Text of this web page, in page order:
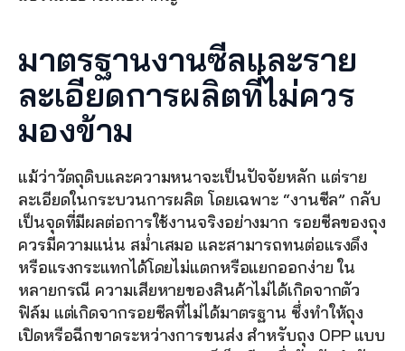
มาตรฐานงานซีลและราย
ละเอียดการผลิตที่ไม่ควร
มองข้าม
แม้ว่าวัตถุดิบและความหนาจะเป็นปัจจัยหลัก แต่ราย
ละเอียดในกระบวนการผลิต โดยเฉพาะ “งานซีล” กลับ
เป็นจุดที่มีผลต่อการใช้งานจริงอย่างมาก รอยซีลของถุง
ควรมีความแน่น สม่ำเสมอ และสามารถทนต่อแรงดึง
หรือแรงกระแทกได้โดยไม่แตกหรือแยกออกง่าย ใน
หลายกรณี ความเสียหายของสินค้าไม่ได้เกิดจากตัว
ฟิล์ม แต่เกิดจากรอยซีลที่ไม่ได้มาตรฐาน ซึ่งทำให้ถุง
เปิดหรือฉีกขาดระหว่างการขนส่ง สำหรับถุง OPP แบบ